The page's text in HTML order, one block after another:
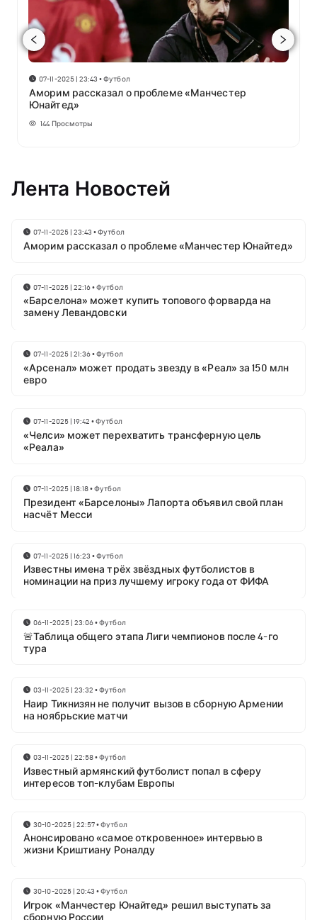
07-11-2025 | 23:43 •Футбол
Аморим рассказал о проблеме «Манчестер
Юнайтед»
144 Просмотры
Лента Новостей
07-11-2025 | 23:43 •Футбол
Аморим рассказал о проблеме «Манчестер Юнайтед»
07-11-2025 | 22:16•Футбол
«Барселона» может купить топового форварда на
замену Левандовски
07-11-2025 | 21:36•Футбол
«Арсенал» может продать звезду в «Реал» за 150 млн
евро
07-11-2025 | 19:42 •Футбол
«Челси» может перехватить трансферную цель
«Реала»
07-11-2025 | 18:18•Футбол
Президент «Барселоны» Лапорта объявил свой план
насчёт Месси
07-11-2025 | 16:23 •Футбол
Известны имена трёх звёздных футболистов в
номинации на приз лучшему игроку года от ФИФА
06-11-2025 | 23:06•Футбол
🚨Таблица общего этапа Лиги чемпионов после 4-го
тура
03-11-2025 | 23:32 •Футбол
Наир Тикнизян не получит вызов в сборную Армении
на ноябрьские матчи
03-11-2025 | 22:58•Футбол
Известный армянский футболист попал в сферу
интересов топ-клубам Европы
30-10-2025 | 22:57•Футбол
Анонсировано «самое откровенное» интервью в
жизни Криштиану Роналду
30-10-2025 | 20:43 •Футбол
Игрок «Манчестер Юнайтед» решил выступать за
сборную России